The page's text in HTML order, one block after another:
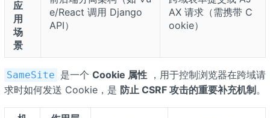
应
用
场
景
e/React 调用 Django
API）
AX 请求（需携带 C
ookie）
SameSite 是一个 Cookie 属性，用于控制浏览器在跨域请
求时如何发送 Cookie，是 防止 CSRF 攻击的重要补充机制。